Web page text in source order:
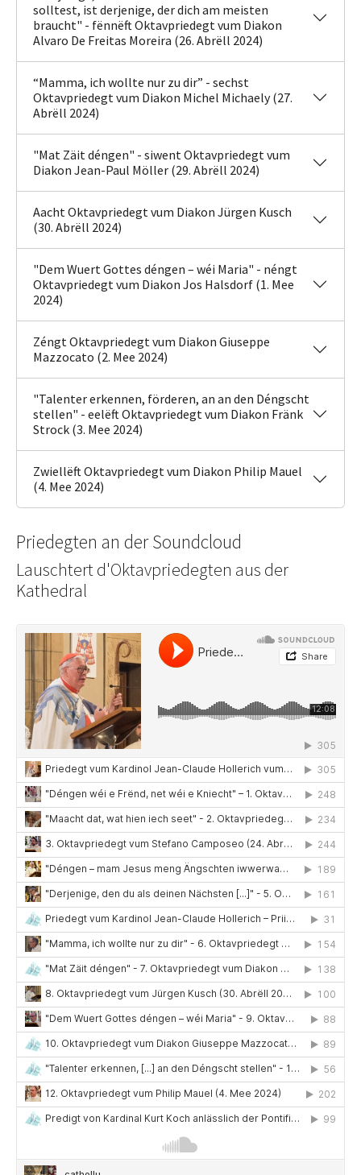
solltest, ist derjenige, der dich am meisten
braucht" - fënnëft Oktavpriedegt vum Diakon
Alvaro De Freitas Moreira (26. Abrëll 2024)
“Mamma, ich wollte nur zu dir” - sechst
Oktavpriedegt vum Diakon Michel Michaely (27.
Abrëll 2024)
"Mat Zäit déngen" - siwent Oktavpriedegt vum
Diakon Jean-Paul Möller (29. Abrëll 2024)
Aacht Oktavpriedegt vum Diakon Jürgen Kusch
(30. Abrëll 2024)
"Dem Wuert Gottes déngen – wéi Maria" - néngt
Oktavpriedegt vum Diakon Jos Halsdorf (1. Mee
2024)
Zéngt Oktavpriedegt vum Diakon Giuseppe
Mazzocato (2. Mee 2024)
"Talenter erkennen, förderen, an an den Déngscht
stellen" - eelëft Oktavpriedegt vum Diakon Fränk
Strock (3. Mee 2024)
Zwiellëft Oktavpriedegt vum Diakon Philip Mauel
(4. Mee 2024)
Priedegten an der Soundcloud
Lauschtert d'Oktavpriedegten aus der
Kathedral